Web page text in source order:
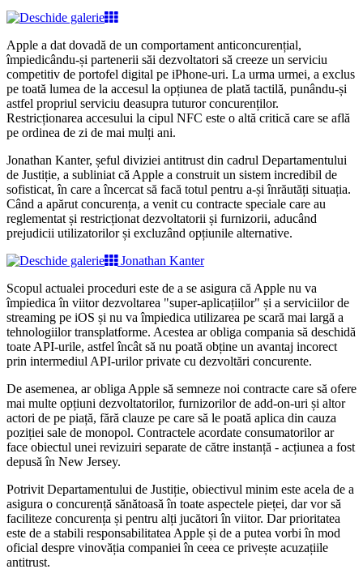
Apple a dat dovadă de un comportament anticoncurențial,
împiedicându-și partenerii săi dezvoltatori să creeze un serviciu
competitiv de portofel digital pe iPhone-uri. La urma urmei, a exclus
pe toată lumea de la accesul la opțiunea de plată tactilă, punându-și
astfel propriul serviciu deasupra tuturor concurenților.
Restricționarea accesului la cipul NFC este o altă critică care se află
pe ordinea de zi de mai mulți ani.
Jonathan Kanter, șeful diviziei antitrust din cadrul Departamentului
de Justiție, a subliniat că Apple a construit un sistem incredibil de
sofisticat, în care a încercat să facă totul pentru a-și înrăutăți situația.
Când a apărut concurența, a venit cu contracte speciale care au
reglementat și restricționat dezvoltatorii și furnizorii, aducând
prejudicii utilizatorilor și excluzând opțiunile alternative.
Jonathan Kanter
Scopul actualei proceduri este de a se asigura că Apple nu va
împiedica în viitor dezvoltarea "super-aplicațiilor" și a serviciilor de
streaming pe iOS și nu va împiedica utilizarea pe scară mai largă a
tehnologiilor transplatforme. Acestea ar obliga compania să deschidă
toate API-urile, astfel încât să nu poată obține un avantaj incorect
prin intermediul API-urilor private cu dezvoltări concurente.
De asemenea, ar obliga Apple să semneze noi contracte care să ofere
mai multe opțiuni dezvoltatorilor, furnizorilor de add-on-uri și altor
actori de pe piață, fără clauze pe care să le poată aplica din cauza
poziției sale de monopol. Contractele acordate consumatorilor ar
face obiectul unei revizuiri separate de către instanță - acțiunea a fost
depusă în New Jersey.
Potrivit Departamentului de Justiție, obiectivul minim este acela de a
asigura o concurență sănătoasă în toate aspectele pieței, dar vor să
faciliteze concurența și pentru alți jucători în viitor. Dar prioritatea
este de a stabili responsabilitatea Apple și de a putea vorbi în mod
oficial despre vinovăția companiei în ceea ce privește acuzațiile
antitrust.